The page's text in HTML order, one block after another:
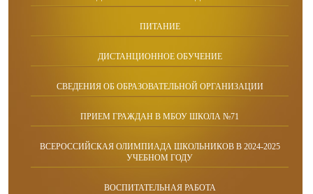
ПИТАНИЕ
ДИСТАНЦИОННОЕ ОБУЧЕНИЕ
СВЕДЕНИЯ ОБ ОБРАЗОВАТЕЛЬНОЙ ОРГАНИЗАЦИИ
ПРИЕМ ГРАЖДАН В МБОУ ШКОЛА №71
ВСЕРОССИЙСКАЯ ОЛИМПИАДА ШКОЛЬНИКОВ В 2024-2025
УЧЕБНОМ ГОДУ
ВОСПИТАТЕЛЬНАЯ РАБОТА